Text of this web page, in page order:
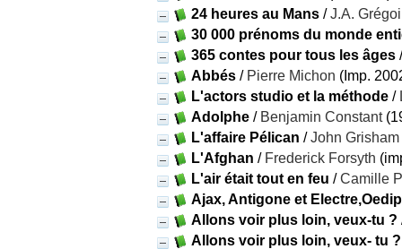
24 heures au Mans /J.A.
30 000 prénoms du monde
365 contes pour tous les âges
Abbés / Pierre Michon (Imp.
L'actors studio et la méthode /
Adolphe / Benjamin Constant
L'affaire Pélican /John Grisham
L'Afghan / Frederick Forsyth
L'air était tout en feu /Camille
Ajax, Antigone et
Allons voir plus loin, veux-tu ?
Allons voir plus loin, veux- tu ?